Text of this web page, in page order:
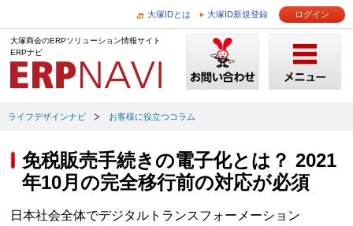
大塚IDとは 大塚ID新規登録 ログイン
大塚商会のERPソリューション情報サイト
ERPナビ
ライフデザインナビ お客様に役立つコラム
免税販売手続きの電子化とは？ 2021
年10月の完全移行前の対応が必須
日本社会全体でデジタルトランスフォーメーション